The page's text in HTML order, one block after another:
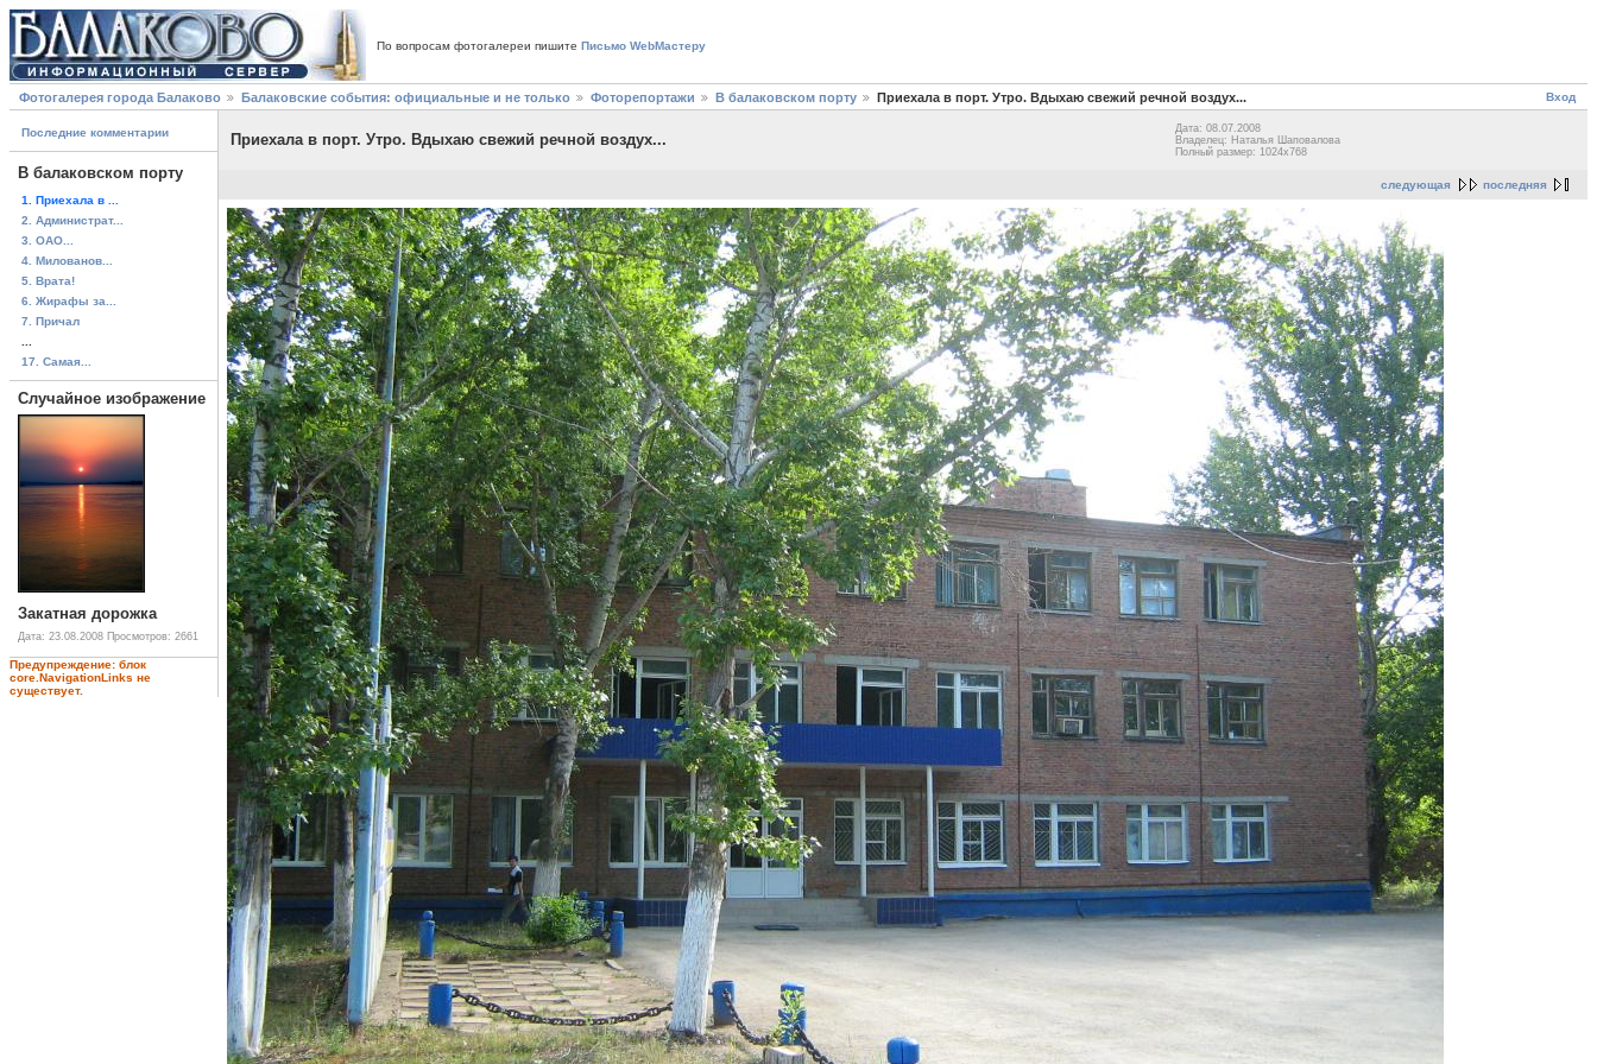
По вопросам фотогалереи пишите Письмо WebМастеру
Вход
Фотогалерея города Балаково Балаковские события: официальные и не только Фоторепортажи В балаковском порту Приехала в порт. Утро. Вдыхаю свежий речной воздух...
Последние комментарии
В балаковском порту
1. Приехала в ...
2. Администрат...
3. ОАО...
4. Милованов...
5. Врата!
6. Жирафы за...
7. Причал
17. Самая...
Случайное изображение
Закатная дорожка
Дата: 23.08.2008 Просмотров: 2661
Предупреждение: блок
core.NavigationLinks не
существует.
Приехала в порт. Утро. Вдыхаю свежий речной воздух...
Дата: 08.07.2008
Владелец: Наталья Шаповалова
Полный размер: 1024x768
следующая последняя